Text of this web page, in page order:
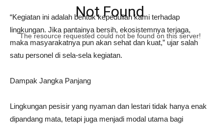
“Kegiatan ini adalah bentuk kepedulian kami terhadap
lingkungan. Jika pantainya bersih, ekosistemnya terjaga,
maka masyarakatnya pun akan sehat dan kuat,” ujar salah
satu personel di sela-sela kegiatan.
Dampak Jangka Panjang
Lingkungan pesisir yang nyaman dan lestari tidak hanya enak
dipandang mata, tetapi juga menjadi modal utama bagi
Not Found
The resource requested could not be found on this server!